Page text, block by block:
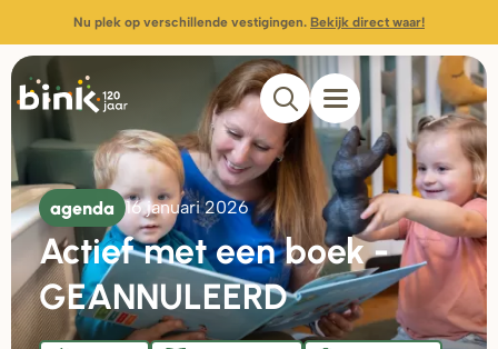
Nu plek op verschillende vestigingen. Bekijk direct waar!
agenda 16 januari 2026
Actief met een boek -
GEANNULEERD